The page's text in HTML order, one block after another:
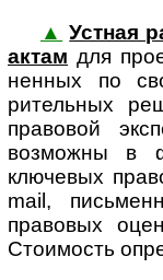
▲ Устная
ак­там для
нен­ных по
рительных
правовой
возможны в
ключевых
mail,
правовых
Стоимость